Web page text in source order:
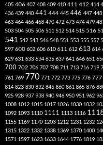
405 406 407 408 409 410 411 412 414
436 439 440 441 444 445 446 447 448
463 464 466 468 470 472 473 474 479
503 504 505 506 511 512 514 515 516
541 542 543 546 548 551 553 555 557
597 600 602 606 610 611 612 613 614
629 631 633 634 635 637 641 646 651
700 702 706 707 708 711 713 716 719
761 769 770 771 772 773 775 776 777
814 823 830 832 845 860 861 865 876
925 928 937 938 940 946 950 951 962
1008 1012 1015 1017 1026 1030 1032
1092 1093 1110 1111 1113 1116
1155 1169 1170 1203 1212 1231 1232
1315 1322 1332 1338 1369 1370 1400
1571 1597 1623 1633 1644 1776 1819